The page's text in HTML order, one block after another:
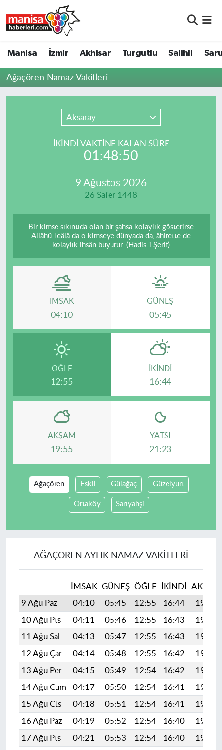
Manisa İzmir Akhisar Turgutlu Salihli
Ağaçören Namaz Vakitleri
Aksaray
İKINDI VAKTİNE KALAN SÜRE
01:48:50
9 Ağustos 2026
26 Safer 1448
Bir kimse sıkıntıda olan bir şahsa kolaylık gösterirse
Allâhü Teâlâ da o kimseye dünyada da, âhirette de
kolaylık ihsân buyurur. (Hadis-i Şerif)
İMSAK
04:10
GÜNEŞ
05:45
ÖĞLE
12:55
İKINDI
16:44
AKŞAM
19:55
YATSI
21:23
Ağaçören Eskil Gülağaç Güzelyurt
Ortaköy Sarıyahşi
AĞAÇÖREN AYLIK NAMAZ VAKITLERI
İMSAK GÜNEŞ ÖĞLE İKINDI
AKŞAM
9 Ağu Paz
04:10 05:45 12:55 16:44
19:55
10 Ağu Pts
04:11 05:46 12:55 16:43
19:53
11 Ağu Sal
04:13 05:47 12:55 16:43
19:52
12 Ağu Çar
04:14 05:48 12:55 16:42
19:51
13 Ağu Per
04:15 05:49 12:54 16:42
19:50
14 Ağu Cum
04:17 05:50 12:54 16:41
19:49
15 Ağu Cts
04:18 05:51 12:54 16:41
19:47
16 Ağu Paz
04:19 05:52 12:54 16:40
19:46
17 Ağu Pts
04:21 05:53 12:54 16:40
19:45
Akhisar
Resmi İlanlar
Manisa Nöbetçi Eczaneler
Manisa Namaz Vakitleri
Manisa Trafik Yoğunluk Haritası
Süper Lig Puan Durumu ve Fikstür
Son Dakika Haberleri
Haber Arşivi